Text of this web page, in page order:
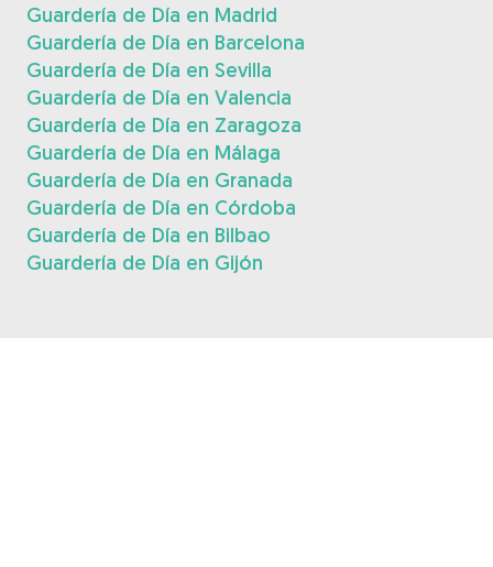
Guardería de Día en Madrid
Guardería de Día en Barcelona
Guardería de Día en Sevilla
Guardería de Día en Valencia
Guardería de Día en Zaragoza
Guardería de Día en Málaga
Guardería de Día en Granada
Guardería de Día en Córdoba
Guardería de Día en Bilbao
Guardería de Día en Gijón